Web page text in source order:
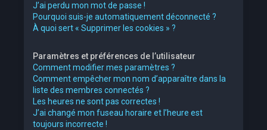
J’ai perdu mon mot de passe !
Pourquoi suis-je automatiquement déconnecté ?
À quoi sert « Supprimer les cookies » ?
Paramètres et préférences de l’utilisateur
Comment modifier mes paramètres ?
Comment empêcher mon nom d’apparaître dans la
liste des membres connectés ?
Les heures ne sont pas correctes !
J’ai changé mon fuseau horaire et l’heure est
toujours incorrecte !